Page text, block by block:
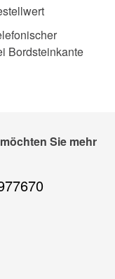
Bordsteinkante
Sie mehr